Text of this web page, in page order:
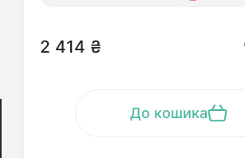
2 414 ₴
До кошика